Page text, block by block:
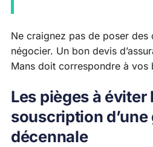
Ne craignez pas de poser des
négocier. Un bon devis
Mans doit correspondre à vos
Les pièges à éviter
souscription
décennale